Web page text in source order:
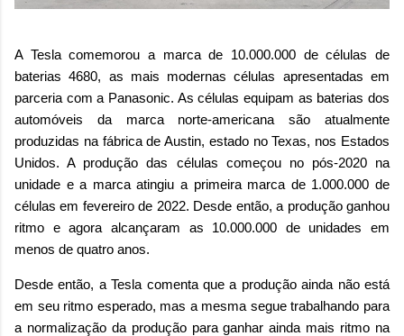
A Tesla comemorou a marca de 10.000.000 de células de
baterias 4680, as mais modernas células apresentadas em
parceria com a Panasonic. As células equipam as baterias dos
automóveis da marca norte-americana são atualmente
produzidas na fábrica de Austin, estado no Texas, nos Estados
Unidos. A produção das células começou no pós-2020 na
unidade e a marca atingiu a primeira marca de 1.000.000 de
células em fevereiro de 2022. Desde então, a produção ganhou
ritmo e agora alcançaram as 10.000.000 de unidades em
menos de quatro anos.
Desde então, a Tesla comenta que a produção ainda não está
em seu ritmo esperado, mas a mesma segue trabalhando para
a normalização da produção para ganhar ainda mais ritmo na